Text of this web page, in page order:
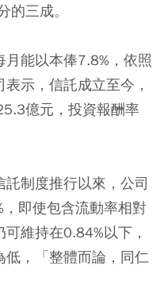
的三成。
能以本俸7.8%，依照
示，信託成立至今，
億元，投資報酬率
制度推行以來，公司
即使包含流動率相對
維持在0.84%以下，
低，「整體而論，同仁